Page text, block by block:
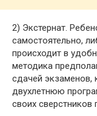
2) Экстернат.
самостоятельно,
происходит в
методика
сдачей экзаменов,
двухлетнюю
своих сверстников